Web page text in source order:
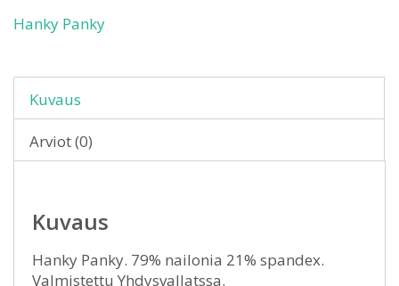
Hanky Panky
Kuvaus
Arviot (0)
Kuvaus
Hanky Panky. 79% nailonia 21% spandex.
Valmistettu Yhdysvallatssa.